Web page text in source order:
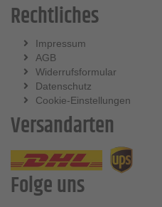
Rechtliches
Impressum
AGB
Widerrufsformular
Datenschutz
Cookie-Einstellungen
Versandarten
Folge uns